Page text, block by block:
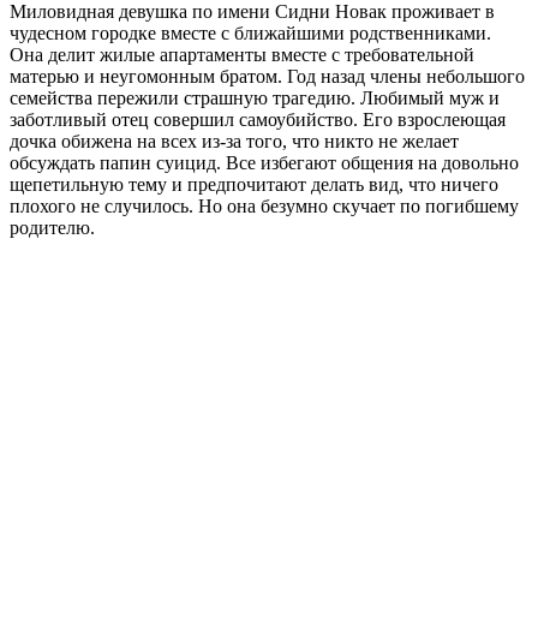
Миловидная девушка по имени Сидни Новак проживает в
чудесном городке вместе с ближайшими родственниками.
Она делит жилые апартаменты вместе с требовательной
матерью и неугомонным братом. Год назад члены небольшого
семейства пережили страшную трагедию. Любимый муж и
заботливый отец совершил самоубийство. Его взрослеющая
дочка обижена на всех из-за того, что никто не желает
обсуждать папин суицид. Все избегают общения на довольно
щепетильную тему и предпочитают делать вид, что ничего
плохого не случилось. Но она безумно скучает по погибшему
родителю.